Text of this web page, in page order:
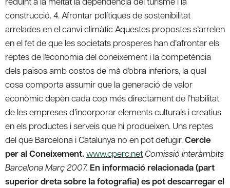
construcció. 4. Afrontar polítiques de sostenibilitat
arrelades en el canvi climàtic Aquestes propostes s’arrelen
en el fet de que les societats prosperes han d’afrontar els
reptes de l’economia del coneixement i la competència
dels països amb costos de mà d’obra inferiors, la qual
cosa comporta assumir que la generació de valor
econòmic depèn cada cop més directament de l’habilitat
de les empreses d’incorporar elements culturals i creatius
en els productes i serveis que hi produeixen. Uns reptes
del que Barcelona i Catalunya no en pot defugir.Cercle
per al Coneixement.www.cperc.net Comissió interàmbits
Barcelona Març 2007. En informació relacionada (part
superior dreta sobre la fotografia) es pot descarregar el